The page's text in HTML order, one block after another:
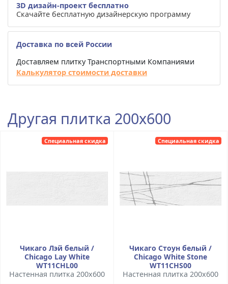
3D дизайн-проект бесплатно
Скачайте бесплатную дизайнерскую программу
Доставка по всей России
Доставляем плитку Транспортными Компаниями
Калькулятор стоимости доставки
Другая плитка 200x600
Специальная скидка
Чикаго Лэй белый /
Chicago Lay White
WT11CHL00
Настенная плитка 200x600
Специальная скидка
Чикаго Стоун белый /
Chicago White Stone
WT11CHS00
Настенная плитка 200x600